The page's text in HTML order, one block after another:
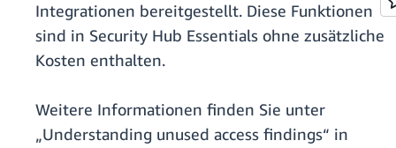
Integrationen bereitgestellt. Diese Funktionen
sind in Security Hub Essentials ohne zusätzliche
Kosten enthalten.
Weitere Informationen finden Sie unter
„Understanding unused access findings“ in